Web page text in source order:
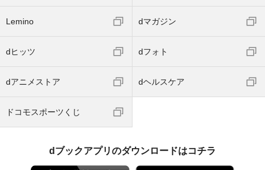
Lemino dマガジン
dヒッツ dフォト
dアニメストア dヘルスケア
ドコモスポーツくじ
dブックアプリのダウンロードはコチラ